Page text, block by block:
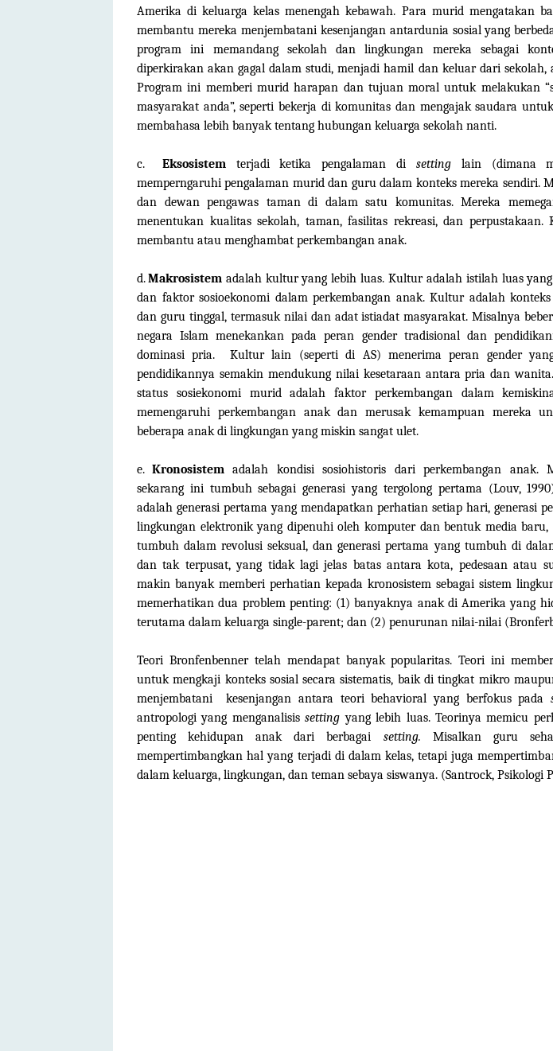
Amerika di keluarga kelas menengah kebawah. Para murid mengatakan
membantu mereka menjembatani kesenjangan antardunia sosial yang
program ini memandang sekolah dan lingkungan mereka sebagai
diperkirakan akan gagal dalam studi, menjadi hamil dan keluar dari sekolah,
Program ini memberi murid harapan dan tujuan moral untuk melakukan
masyarakat anda”, seperti bekerja di komunitas dan mengajak saudara
membahasa lebih banyak tentang hubungan keluarga sekolah nanti.
c. Eksosistemterjadi ketika pengalaman di settinglain (dimana
memperngaruhi pengalaman murid dan guru dalam konteks mereka sendiri.
dan dewan pengawas taman di dalam satu komunitas. Mereka
menentukan kualitas sekolah, taman, fasilitas rekreasi, dan perpustakaan.
membantu atau menghambat perkembangan anak.
d.Makrosistemadalah kultur yang lebih luas. Kultur adalah istilah luas
dan faktor sosioekonomi dalam perkembangan anak. Kultur adalah
dan guru tinggal, termasuk nilai dan adat istiadat masyarakat. Misalnya
negara Islam menekankan pada peran gender tradisional dan
dominasi pria.
Kultur lain (seperti di AS) menerima peran gender
pendidikannya semakin mendukung nilai kesetaraan antara pria dan
status sosiekonomi murid adalah faktor perkembangan dalam
memengaruhi perkembangan anak dan merusak kemampuan mereka
beberapa anak di lingkungan yang miskin sangat ulet.
e. Kronosistemadalah kondisi sosiohistoris dari perkembangan anak.
sekarang ini tumbuh sebagai generasi yang tergolong pertama (Louv,
adalah generasi pertama yang mendapatkan perhatian setiap hari, generasi
lingkungan elektronik yang dipenuhi oleh komputer dan bentuk media baru,
tumbuh dalam revolusi seksual, dan generasi pertama yang tumbuh di
dan tak terpusat, yang tidak lagi jelas batas antara kota, pedesaan atau
makin banyak memberi perhatian kepada kronosistem sebagai sistem
memerhatikan dua problem penting: (1) banyaknya anak di Amerika yang
terutama dalam keluarga single-parent; dan (2) penurunan nilai-nilai
Teori Bronfenbenner telah mendapat banyak popularitas. Teori ini
untuk mengkaji konteks sosial secara sistematis, baik di tingkat mikro
menjembatani kesenjangan antara teori behavioral yang berfokus pada
antropologi yang menganalisissetting yang lebih luas. Teorinya memicu
penting kehidupan anak dari berbagai setting. Misalkan guru
mempertimbangkan hal yang terjadi di dalam kelas, tetapi juga
dalam keluarga, lingkungan, dan teman sebaya siswanya. (Santrock, Psikologi